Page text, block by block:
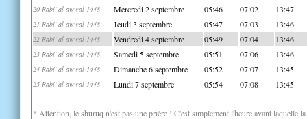
20 Rabi' al-awwal 1448 Mercredi 2 septembre 05:46 07:02 13:47
21 Rabi' al-awwal 1448 Jeudi 3 septembre 05:47 07:03 13:46
22 Rabi' al-awwal 1448 Vendredi 4 septembre 05:49 07:04 13:46
23 Rabi' al-awwal 1448 Samedi 5 septembre 05:51 07:06 13:46
24 Rabi' al-awwal 1448 Dimanche 6 septembre 05:52 07:07 13:45
25 Rabi' al-awwal 1448 Lundi 7 septembre 05:54 07:08 13:45
* Attention, le shuruq n'est pas une prière ! C'est simplement l'heure avant laquelle